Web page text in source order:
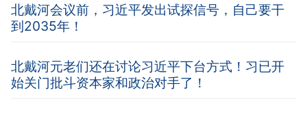
北戴河会议前，习近平发出试探信号，自己要干
到2035年！
北戴河元老们还在讨论习近平下台方式！习已开
始关门批斗资本家和政治对手了！